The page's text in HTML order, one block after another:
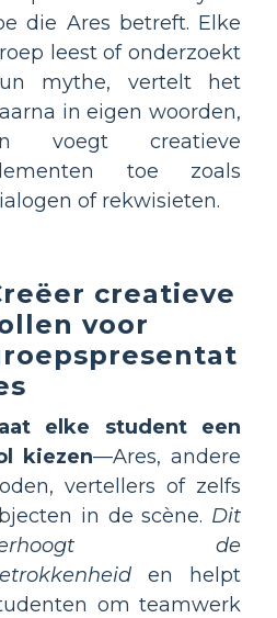
die Ares betreft. Elke
leest of onderzoekt
mythe, vertelt het
in eigen woorden,
voegt creatieve
toe zoals
of rekwisieten.
creatieve
voor
elke student een
kiezen—Ares, andere
vertellers of zelfs
in de scène. Dit
de
en helpt
om teamwerk